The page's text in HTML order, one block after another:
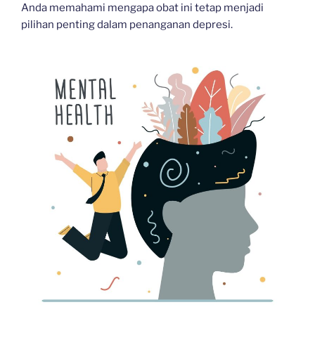
Anda memahami mengapa obat ini tetap menjadi
pilihan penting dalam penanganan depresi.